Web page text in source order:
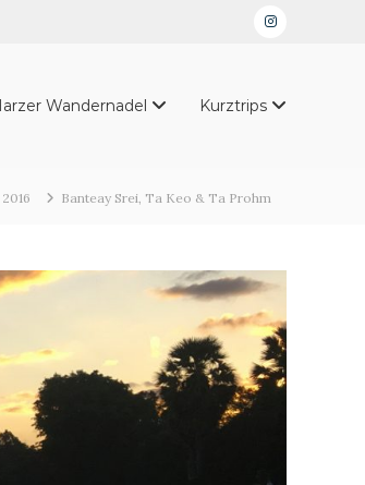
Instagram
Wandernadel Kurztrips
Banteay Srei, Ta Keo & Ta Prohm